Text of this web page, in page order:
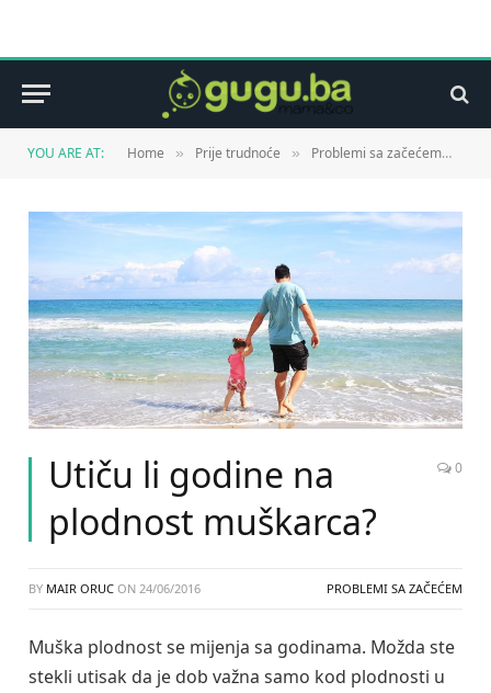
YOU ARE AT: Home » Prije trudnoće » Problemi sa začećem
Utiču li godine na
plodnost muškarca?
0
BY MAIR ORUC ON 24/06/2016 PROBLEMI SA ZAČEĆEM
Muška plodnost se mijenja sa godinama. Možda ste
stekli utisak da je dob važna samo kod plodnosti u